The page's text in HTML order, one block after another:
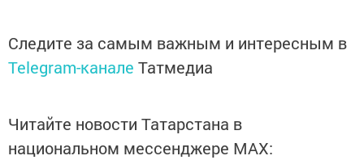
Следите за самым важным и интересным в
Telegram-канале Татмедиа
Читайте новости Татарстана в
национальном мессенджере MАХ: